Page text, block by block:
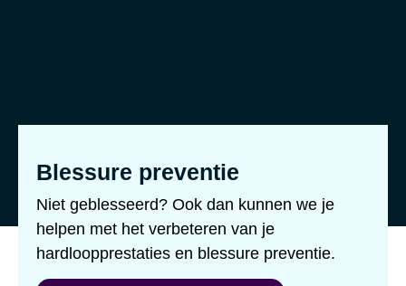
Blessure preventie
Niet geblesseerd? Ook dan kunnen we je
helpen met het verbeteren van je
hardloopprestaties en blessure preventie.